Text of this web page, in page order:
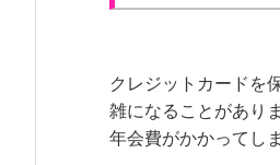
クレジットカードを
雑になることがあり
年会費がかかってし